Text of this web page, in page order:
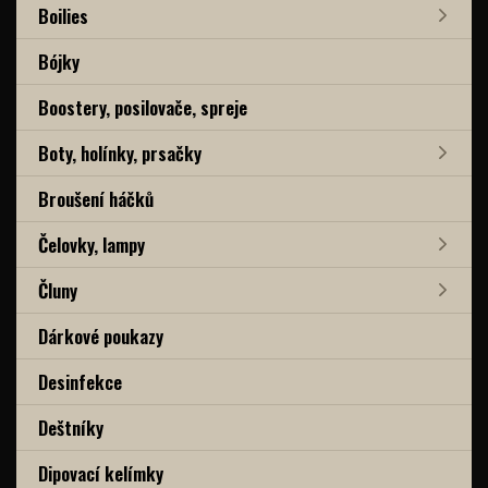
Boilies
Bójky
Boostery, posilovače, spreje
Boty, holínky, prsačky
Broušení háčků
Čelovky, lampy
Čluny
Dárkové poukazy
Desinfekce
Deštníky
Dipovací kelímky